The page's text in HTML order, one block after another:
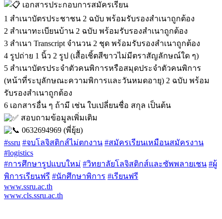
เอกสารประกอบการสมัครเรียน
1 สำเนาบัตรประชาชน 2 ฉบับ พร้อมรับรองสำเนาถูกต้อง
2 สำเนาทะเบียนบ้าน 2 ฉบับ พร้อมรับรองสำเนาถูกต้อง
3 สำเนา Transcript จำนวน 2 ชุด พร้อมรับรองสำเนาถูกต้อง
4 รูปถ่าย 1 นิ้ว 2 รูป (เสื้อเชิ้ตสีขาวไม่มีตราสัญลักษณ์ใด ๆ)
5 สำเนาบัตรประจำตัวคนพิการหรือสมุดประจำตัวคนพิการ
(หน้าที่ระบุลักษณะความพิการและวันหมดอายุ) 2 ฉบับ พร้อม
รับรองสำเนาถูกต้อง
6 เอกสารอื่น ๆ ถ้ามี เช่น ใบเปลี่ยนชื่อ สกุล เป็นต้น
สอบถามข้อมูลเพิ่มเติม
0632694969 (พี่ยุ้ย)
#ssru #จบโลจิสติกส์ไม่ตกงาน #สมัครเรียนเหมือนสมัครงาน
#logistics
#การศึกษารูปแบบใหม่ #วิทยาลัยโลจิสติกส์และซัพพลายเชน #ผู้
พิการเรียนฟรี #นักศึกษาพิการ #เรียนฟรี
www.ssru.ac.th
www.cls.ssru.ac.th